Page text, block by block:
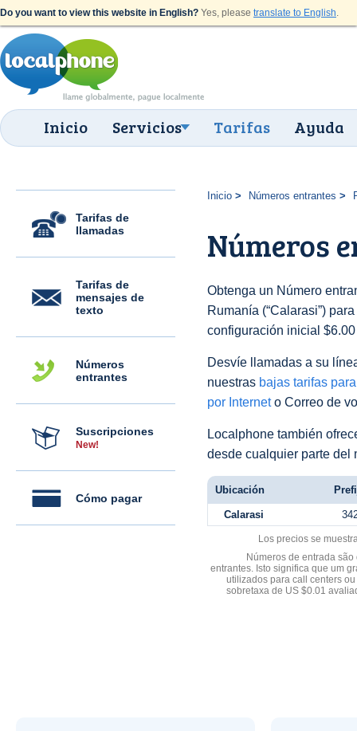
Do you want to view this website in English? Yes, please translate to English.
Inicio Servicios Tarifas Ayuda
Tarifas de
llamadas
Tarifas de
mensajes de
texto
Números
entrantes
Suscripciones
New!
Cómo pagar
Inicio Números entrantes
Números
Obtenga un Número
Rumanía (“Calarasi”)
configuración inicial
Desvíe llamadas a su
nuestras bajas tarifas
por Interneto Correo de
Localphone también
desde cualquier parte del
Ubicación
Calarasi
Los precios se
Números de entrada
entrantes. Isto significa que um
utilizados para call centers
sobretaxa de US $0.01